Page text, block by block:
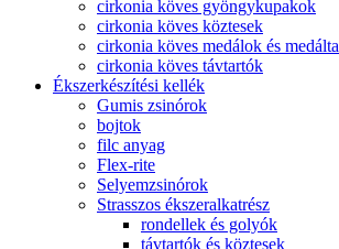
cirkonia köves gyöngykupakok
cirkonia köves köztesek
cirkonia köves medálok és
cirkonia köves távtartók
Ékszerkészítési kellék
Gumis zsinórok
bojtok
filc anyag
Flex-rite
Selyemzsinórok
Strasszos ékszeralkatrész
rondellek és golyók
távtartók és köztesek